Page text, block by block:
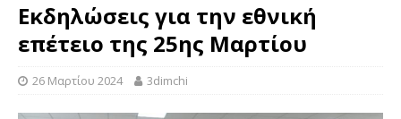
Εκδηλώσεις για την εθνική
επέτειο της 25ης Μαρτίου
26 Μαρτίου 2024 3dimchi